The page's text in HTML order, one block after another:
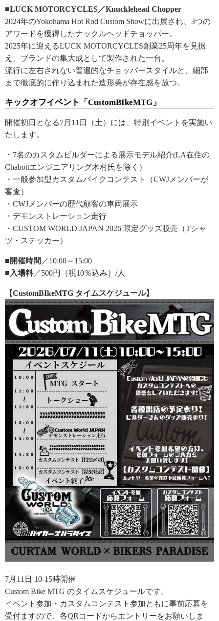
■LUCK MOTORCYCLES／Knucklehead Chopper
2024年のYokohama Hot Rod Custom Showに出展され、3つの
アワードを獲得したナックルヘッドチョッパー。
2025年に迎えるLUCK MOTORCYCLES創業25周年を見据
え、ブランドの集大成として製作された一台。
流行に左右されない普遍的なチョッパースタイルと、細部
まで徹底的に作り込まれた造形美が存在感を放つ。
キックオフイベント「CustomBIkeMTG」
開催初日となる7月11日（土）には、特別イベントを実施い
たします。
・7名のカスタムビルダーによる展示モデル紹介(LA在住の
Chabottエンジニアリング木村氏を除く）
・一般参加型カスタムバイクコンテスト（CWJメンバーが
審査）
・CWJメンバーの歴代顧客の車両展示
・デモンストレーション走行
・CUSTOM WORLD JAPAN 2026 限定グッズ販売（Tシャ
ツ・ステッカー）
■開催時間 ／10:00～15:00
■入場料／500円（税10％込み）/人
【CustomBIkeMTG タイムスケジュール】
7月11日 10-15時開催
Custom Bike MTG のタイムスケジュールです。
イベント参加・カスタムコンテスト参加ともに事前応募を
受付ますので、各QRコードからエントリーをお願いしま